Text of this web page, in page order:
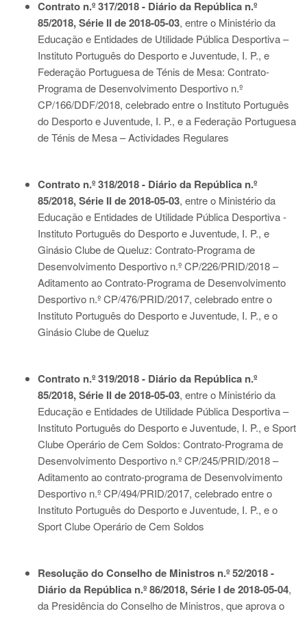
Contrato n.º 317/2018 - Diário da República n.º
85/2018, Série II de 2018-05-03, entre o Ministério da
Educação e Entidades de Utilidade Pública Desportiva –
Instituto Português do Desporto e Juventude, I. P., e
Federação Portuguesa de Ténis de Mesa: Contrato-
Programa de Desenvolvimento Desportivo n.º
CP/166/DDF/2018, celebrado entre o Instituto Português
do Desporto e Juventude, I. P., e a Federação Portuguesa
de Ténis de Mesa – Actividades Regulares
Contrato n.º 318/2018 - Diário da República n.º
85/2018, Série II de 2018-05-03, entre o Ministério da
Educação e Entidades de Utilidade Pública Desportiva -
Instituto Português do Desporto e Juventude, I. P., e
Ginásio Clube de Queluz: Contrato-Programa de
Desenvolvimento Desportivo n.º CP/226/PRID/2018 –
Aditamento ao Contrato-Programa de Desenvolvimento
Desportivo n.º CP/476/PRID/2017, celebrado entre o
Instituto Português do Desporto e Juventude, I. P., e o
Ginásio Clube de Queluz
Contrato n.º 319/2018 - Diário da República n.º
85/2018, Série II de 2018-05-03, entre o Ministério da
Educação e Entidades de Utilidade Pública Desportiva –
Instituto Português do Desporto e Juventude, I. P., e Sport
Clube Operário de Cem Soldos: Contrato-Programa de
Desenvolvimento Desportivo n.º CP/245/PRID/2018 –
Aditamento ao contrato-programa de Desenvolvimento
Desportivo n.º CP/494/PRID/2017, celebrado entre o
Instituto Português do Desporto e Juventude, I. P., e o
Sport Clube Operário de Cem Soldos
Resolução do Conselho de Ministros n.º 52/2018 -
Diário da República n.º 86/2018, Série I de 2018-05-04,
da Presidência do Conselho de Ministros, que aprova o